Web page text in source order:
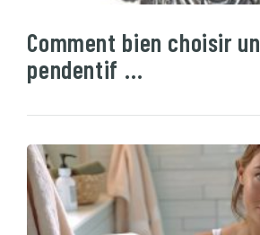
Comment bien choisir un
pendentif …